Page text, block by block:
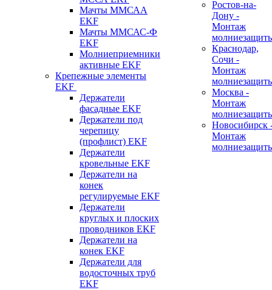
Мачты ММСАА
EKF
Мачты ММСАС-Ф
EKF
Молниеприемники
активные EKF
Крепежные элементы
EKF
Держатели
фасадные EKF
Держатели под
черепицу
(профлист) EKF
Держатели
кровельные EKF
Держатели на
конек
регулируемые EKF
Держатели
круглых и плоских
проводников EKF
Держатели на
конек EKF
Держатели для
водосточных труб
EKF
Ростов-на-
Дону -
Монтаж
Краснодар,
Сочи -
Монтаж
Москва -
Монтаж
Новосибирск
Монтаж